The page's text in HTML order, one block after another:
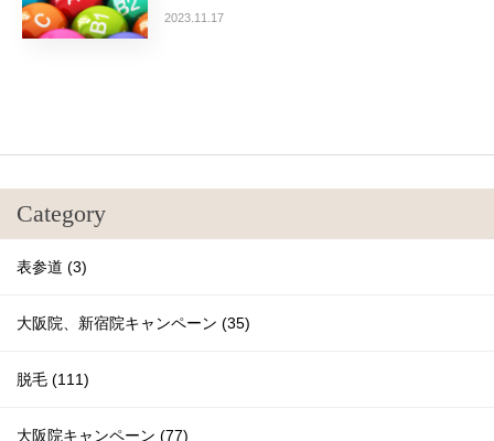
2023.11.17
Category
表参道 (3)
大阪院、新宿院キャンペーン (35)
脱毛 (111)
大阪院キャンペーン (77)